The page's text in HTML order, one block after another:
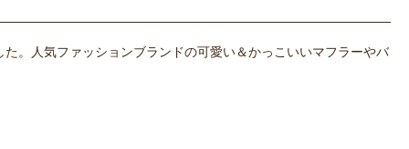
。人気ファッションブランドの可愛い＆かっこいいマフラーやバ